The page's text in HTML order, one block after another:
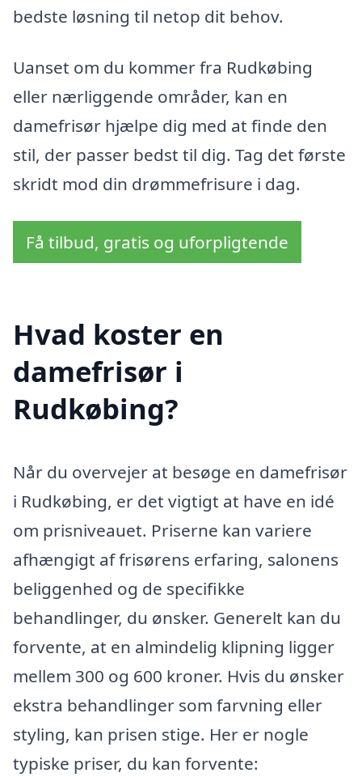
bedste løsning til netop dit behov.
Uanset om du kommer fra Rudkøbing
eller nærliggende områder, kan en
damefrisør hjælpe dig med at finde den
stil, der passer bedst til dig. Tag det første
skridt mod din drømmefrisure i dag.
Få tilbud, gratis og uforpligtende
Hvad koster en
damefrisør i
Rudkøbing?
Når du overvejer at besøge en damefrisør
i Rudkøbing, er det vigtigt at have en idé
om prisniveauet. Priserne kan variere
afhængigt af frisørens erfaring, salonens
beliggenhed og de specifikke
behandlinger, du ønsker. Generelt kan du
forvente, at en almindelig klipning ligger
mellem 300 og 600 kroner. Hvis du ønsker
ekstra behandlinger som farvning eller
styling, kan prisen stige. Her er nogle
typiske priser, du kan forvente: